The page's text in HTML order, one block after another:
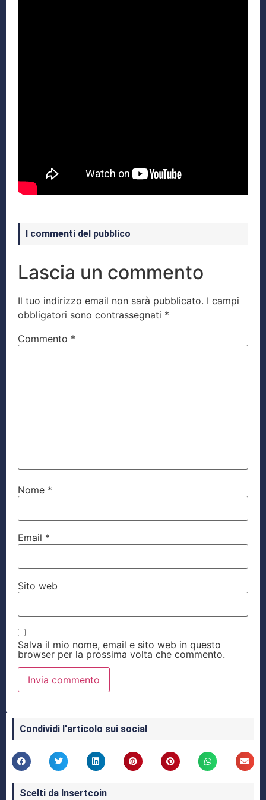
I commenti del pubblico
Lascia un commento
Il tuo indirizzo email non sarà pubblicato. I campi
obbligatori sono contrassegnati *
Commento *
Nome *
Email *
Sito web
Salva il mio nome, email e sito web in questo
browser per la prossima volta che commento.
Condividi l'articolo sui social
Scelti da Insertcoin